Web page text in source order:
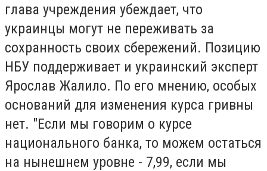
глава учреждения убеждает, что
украинцы могут не переживать за
сохранность своих сбережений. Позицию
НБУ поддерживает и украинский эксперт
Ярослав Жалило. По его мнению, особых
оснований для изменения курса гривны
нет. "Если мы говорим о курсе
национального банка, то можем остаться
на нынешнем уровне - 7,99, если мы